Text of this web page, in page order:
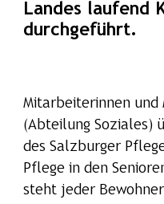
Landes laufend
durchgeführt.
Mitarbeiterinnen und
(Abteilung Soziales)
des Salzburger
Pflege in den
steht jeder